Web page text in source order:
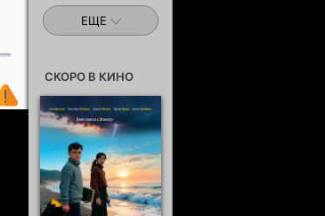
ЕЩЕ
СКОРО В КИНО